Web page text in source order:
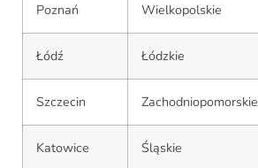
Poznań Wielkopolskie
Łódź Łódzkie
Szczecin Zachodniopomorskie
Katowice Śląskie